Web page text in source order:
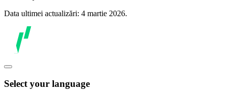
Data ultimei actualizări: 4 martie 2026.
Select your language